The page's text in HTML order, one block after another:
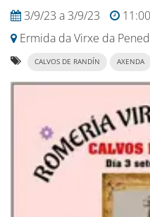
3/9/23 a 3/9/23 11:00
Ermida da Virxe da
CALVOS DE RANDÍN AXENDA